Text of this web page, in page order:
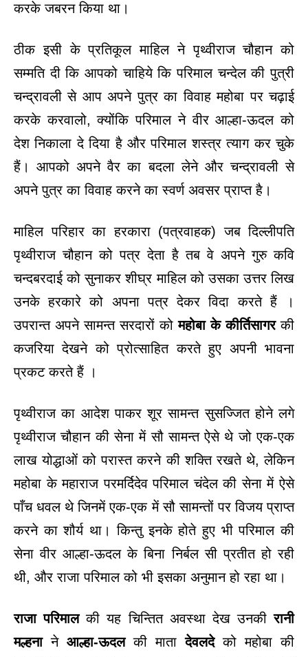
करके जबरन किया था।
ठीक इसी के प्रतिकूल माहिल ने पृथ्वीराज चौहान को
सम्मति दी कि आपको चाहिये कि परिमाल चन्देल की पुत्री
चन्द्रावली से आप अपने पुत्र का विवाह महोबा पर चढ़ाई
करके करवालो, क्योंकि परिमाल ने वीर आल्हा-ऊदल को
देश निकाला दे दिया है और परिमाल शस्त्र त्याग कर चुके
हैं। आपको अपने वैर का बदला लेने और चन्द्रावली से
अपने पुत्र का विवाह करने का स्वर्ण अवसर प्राप्त है।
माहिल परिहार का हरकारा (पत्रवाहक) जब दिल्लीपति
पृथ्वीराज चौहान को पत्र देता है तब वे अपने गुरु कवि
चन्दबरदाई को सुनाकर शीघ्र माहिल को उसका उत्तर लिख
उनके हरकारे को अपना पत्र देकर विदा करते हैं ।
उपरान्त अपने सामन्त सरदारों कोमहोबा के कीर्तिसागरकी
कजरिया देखने को प्रोत्साहित करते हुए अपनी भावना
प्रकट करते हैं ।
पृथ्वीराज का आदेश पाकर शूर सामन्त सुसज्जित होने लगे
पृथ्वीराज चौहान की सेना में सौ सामन्त ऐसे थे जो एक-एक
लाख योद्धाओं को परास्त करने की शक्ति रखते थे, लेकिन
महोबा के महाराज परमर्दिदेव परिमाल चंदेल की सेना में ऐसे
पाँच धवल थे जिनमें एक-एक में सौ सामन्तों पर विजय प्राप्त
करने का शौर्य था। किन्तु इनके होते हुए भी परिमाल की
सेना वीर आल्हा-ऊदल के बिना निर्बल सी प्रतीत हो रही
थी, और राजा परिमाल को भी इसका अनुमान हो रहा था।
राजा परिमालकी यह चिन्तित अवस्था देख उनकीरानी
मल्हनाने आल्हा-ऊदलकी मातादेवलदेको महोबा की